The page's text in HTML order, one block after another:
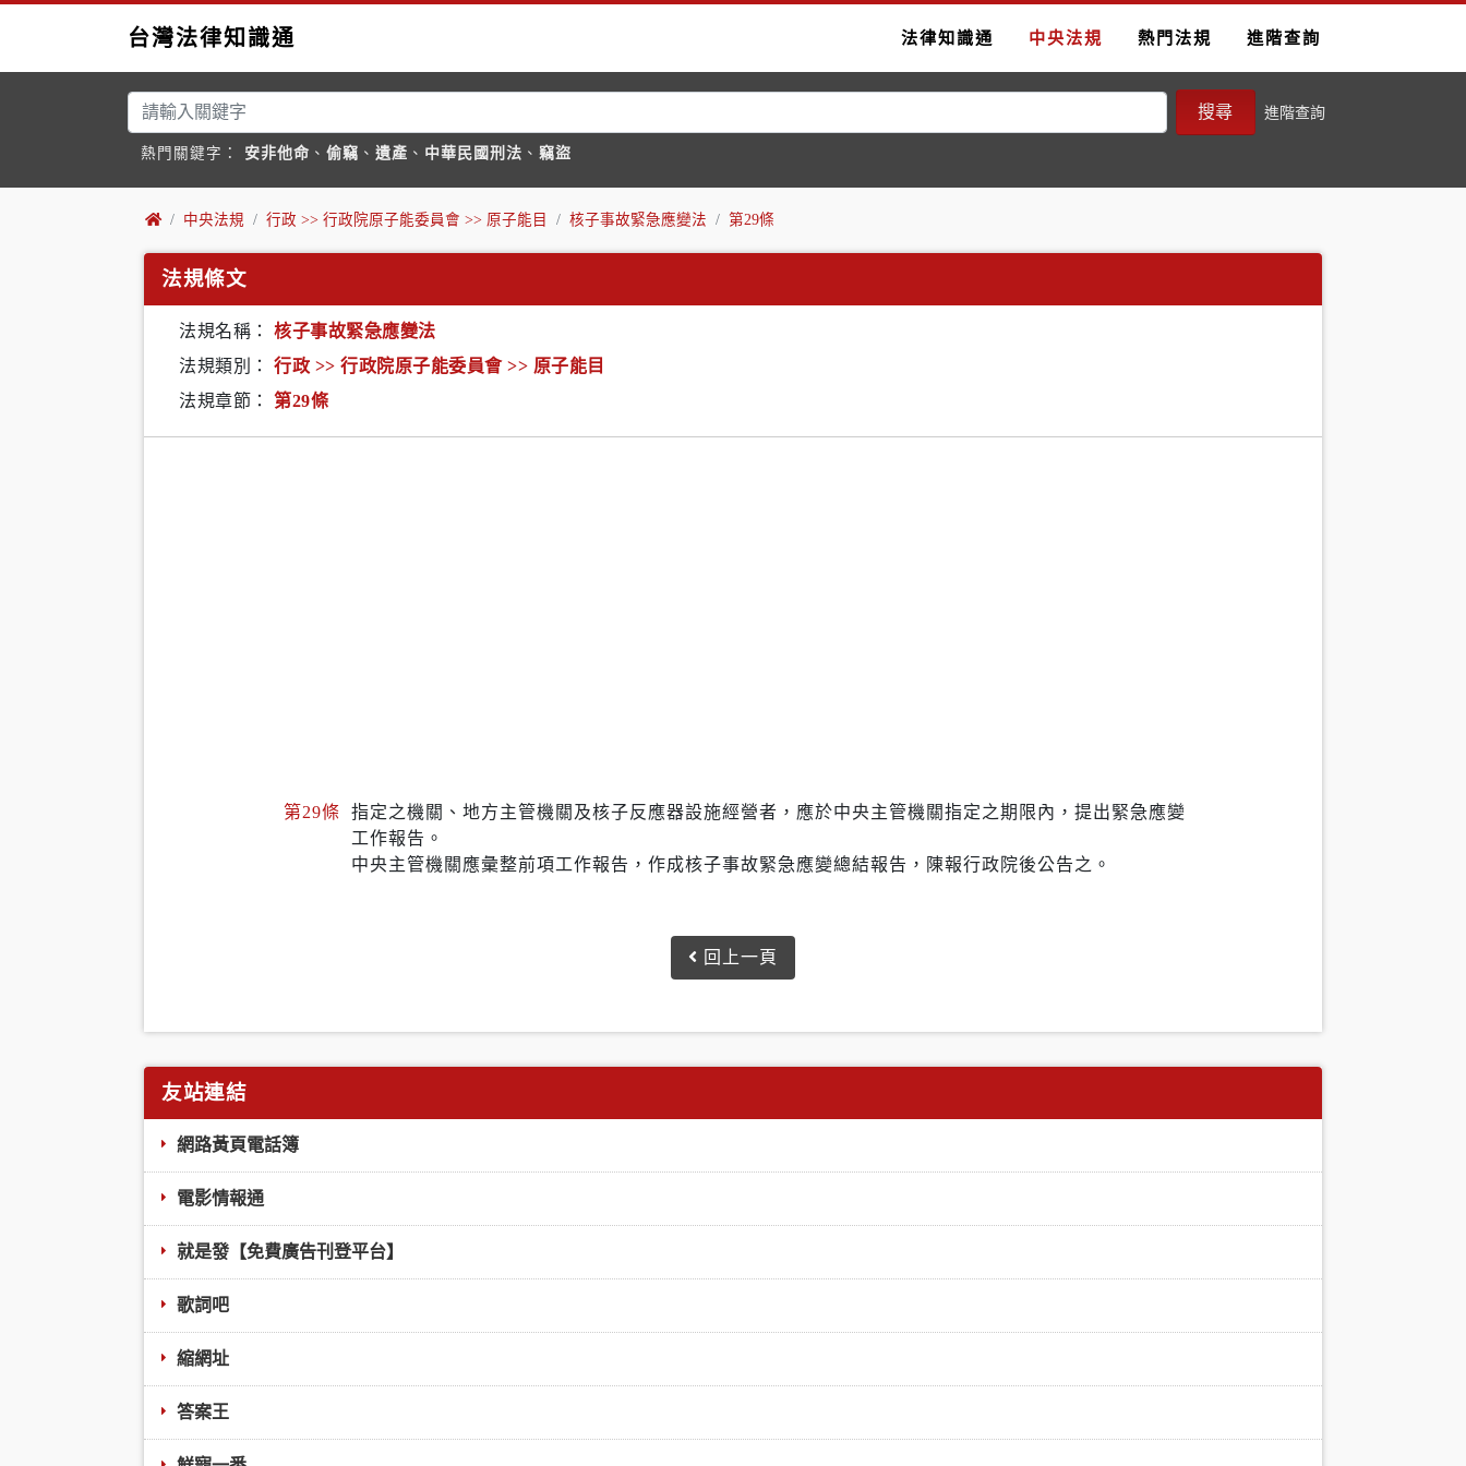
台灣法律知識通 法律知識通 中央法規 熱門法規 進階查詢
搜尋 進階查詢
熱門關鍵字： 安非他命 、 偷竊 、 遺產 、 中華民國刑法 、 竊盜
中央法規 行政 >> 行政院原子能委員會 >> 原子能目 核子事故緊急應變法 第29條
法規條文
法規名稱：
核子事故緊急應變法
法規類別：
行政 >> 行政院原子能委員會 >> 原子能目
法規章節：
第29條
第29條
指定之機關、地方主管機關及核子反應器設施經營者，應於中央主管機關指定之期限內，提出緊急應變
工作報告。
中央主管機關應彙整前項工作報告，作成核子事故緊急應變總結報告，陳報行政院後公告之。
回上一頁
友站連結
網路黃頁電話簿
電影情報通
就是發【免費廣告刊登平台】
歌詞吧
縮網址
答案王